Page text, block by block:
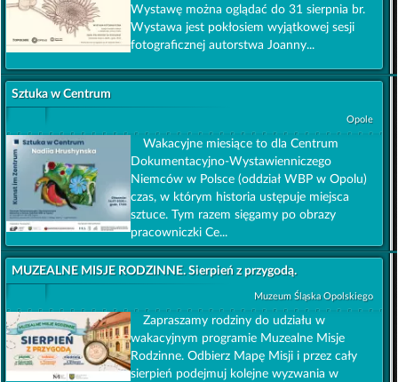
Wystawę można oglądać do 31 sierpnia br.
Wystawa jest pokłosiem wyjątkowej sesji
fotograficznej autorstwa Joanny...
Sztuka w Centrum
Opole
Wakacyjne miesiące to dla Centrum
Dokumentacyjno-Wystawienniczego
Niemców w Polsce (oddział WBP w Opolu)
czas, w którym historia ustępuje miejsca
sztuce. Tym razem sięgamy po obrazy
pracowniczki Ce...
MUZEALNE MISJE RODZINNE. Sierpień z przygodą.
Muzeum Śląska Opolskiego
Zapraszamy rodziny do udziału w
wakacyjnym programie Muzealne Misje
Rodzinne. Odbierz Mapę Misji i przez cały
sierpień podejmuj kolejne wyzwania w